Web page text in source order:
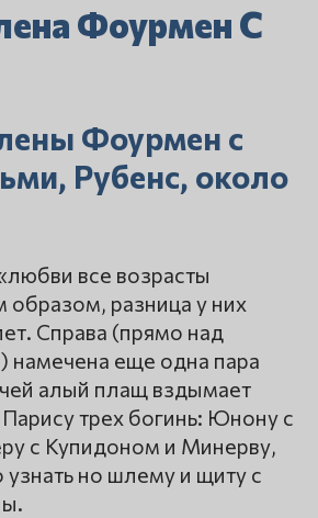
Фоурмен С
Фоурмен с
Рубенс, около
все возрасты
образом, разница у них
Справа (прямо над
намечена еще одна пара
алый плащ вздымает
трех богинь: Юнону с
с Купидоном и Минерву,
но шлему и щиту с